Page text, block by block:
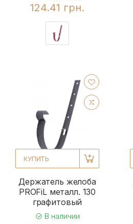
124.41 грн.
КУПИТЬ
Держатель желоба
PROFiL металл. 130
графитовый
В наличии